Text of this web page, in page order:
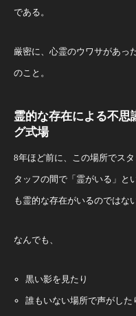
である。
厳密に、心霊のウワサがあっ
のこと。
霊的な存在による不思
グ式場
8年ほど前に、この場所でス
タッフの間で「霊がいる」と
も霊的な存在がいるのではな
なんでも、
黒い影を見たり
誰もいない場所で声がした